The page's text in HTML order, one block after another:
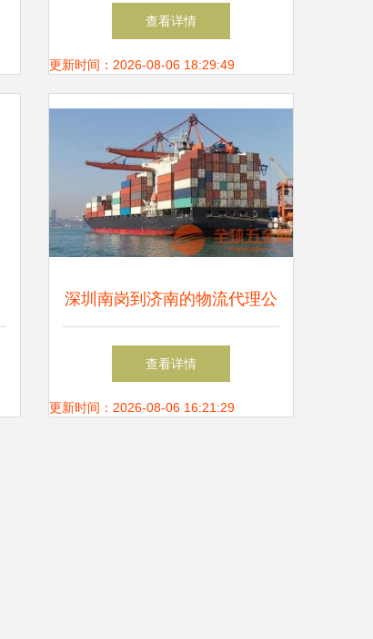
集团打造高效粮食运输新通道
查看详情
更新时间：2026-08-06 18:29:49
深圳南岗到济南的物流代理公
司 高效可靠的运输代理服务
查看详情
更新时间：2026-08-06 16:21:29